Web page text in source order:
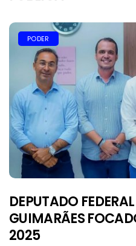
PODER
DEPUTADO
GUIMARÃES
2025